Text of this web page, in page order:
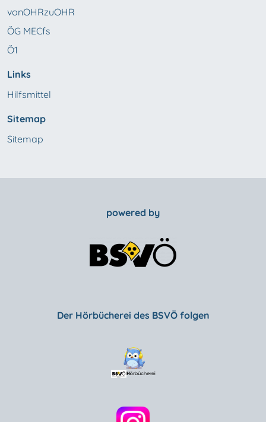
vonOHRzuOHR
ÖG MECfs
Ö1
Links
Hilfsmittel
Sitemap
Sitemap
powered by
Der Hörbücherei des BSVÖ folgen